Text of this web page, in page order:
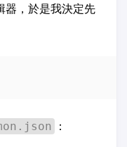
器，於是我決定先
：